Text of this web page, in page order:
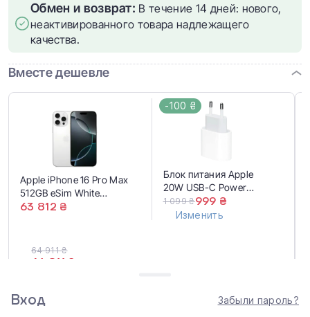
Обмен и возврат: В течение 14 дней: нового,
неактивированного товара надлежащего
качества.
Вместе дешевле
Apple iPhone 16 Pro Max
512GB eSim White
Titanium (MYW83)
63 812 ₴
-100 ₴
Блок питания Apple
20W USB-C Power
Adapter (MD3J4,
MUVV3, MHJE3) EU
1 099 ₴999 ₴
Изменить
64 911 ₴
64 811 ₴
Вход Забыли пароль?